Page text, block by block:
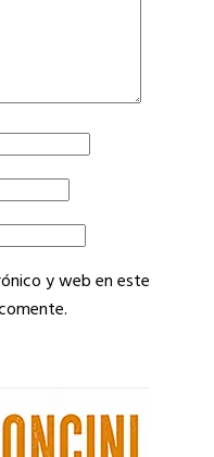
y web en este